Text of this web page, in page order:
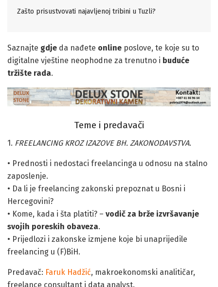
Zašto prisustvovati najavljenoj tribini u Tuzli?
Saznajte gdje da nađete online poslove, te koje su to
digitalne vještine neophodne za trenutno i buduće
tržište rada.
Teme i predavači
1. FREELANCING KROZ IZAZOVE BH. ZAKONODAVSTVA.
• Prednosti i nedostaci freelancinga u odnosu na stalno
zaposlenje.
• Da li je freelancing zakonski prepoznat u Bosni i
Hercegovini?
• Kome, kada i šta platiti? – vodič za brže izvršavanje
svojih poreskih obaveza.
• Prijedlozi i zakonske izmjene koje bi unaprijedile
freelancing u (F)BiH.
Predavač: Faruk Hadžić, makroekonomski analitičar,
freelance consultant i data analyst.